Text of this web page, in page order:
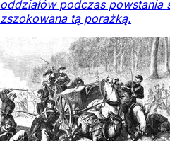
oddziałów podczas powstania
zszokowana tą porażką.